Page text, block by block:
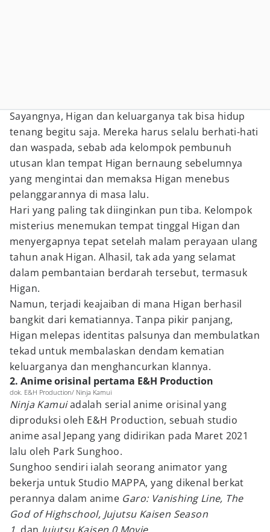
Sayangnya, Higan dan keluarganya tak bisa hidup
tenang begitu saja. Mereka harus selalu berhati-hati
dan waspada, sebab ada kelompok pembunuh
utusan klan tempat Higan bernaung sebelumnya
yang mengintai dan memaksa Higan menebus
pelanggarannya di masa lalu.
Hari yang paling tak diinginkan pun tiba. Kelompok
misterius menemukan tempat tinggal Higan dan
menyergapnya tepat setelah malam perayaan ulang
tahun anak Higan. Alhasil, tak ada yang selamat
dalam pembantaian berdarah tersebut, termasuk
Higan.
Namun, terjadi keajaiban di mana Higan berhasil
bangkit dari kematiannya. Tanpa pikir panjang,
Higan melepas identitas palsunya dan membulatkan
tekad untuk membalaskan dendam kematian
keluarganya dan menghancurkan klannya.
2. Anime orisinal pertama E&H Production
dok. E&H Production/ Ninja Kamui
Ninja Kamuiadalah serial anime orisinal yang
diproduksi oleh E&H Production, sebuah studio
anime asal Jepang yang didirikan pada Maret 2021
lalu oleh Park Sunghoo.
Sunghoo sendiri ialah seorang animator yang
bekerja untuk Studio MAPPA, yang dikenal berkat
perannya dalam anime Garo: Vanishing Line, The
God of Highschool, Jujutsu Kaisen Season